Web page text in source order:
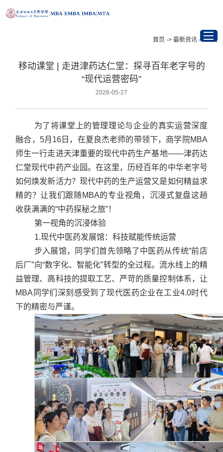
首页
项目介绍
最新资讯
招生信息
学在天财
校友与职业发展
合作交流
首页 -> 最新资讯 -> 正文
移动课堂 | 走进津药达仁堂：探寻百年老字号的
“现代运营密码”
2026-05-27
为了将课堂上的管理理论与企业的真实运营深度
融合，5月16日，在夏良杰老师的带领下，商学院MBA
师生一行走进天津重要的现代中药生产基地——津药达
仁堂现代中药产业园。 在这里，历经百年的中华老字号
如何焕发新活力？现代中药的生产运营又是如何精益求
精的？让我们跟随MBA的专业视角，沉浸式复盘这趟
收获满满的“中药探秘之旅”！
第一视角的沉浸体验
1.现代中医药发展馆：科技赋能传统运营
步入展馆，同学们首先领略了中医药从传统“前店
后厂”向“数字化、智能化”转型的全过程。流水线上的精
益管理、高科技的提取工艺、严苛的质量控制体系，让
MBA同学们深刻感受到了现代医药企业在工业4.0时代
下的精密与严谨。